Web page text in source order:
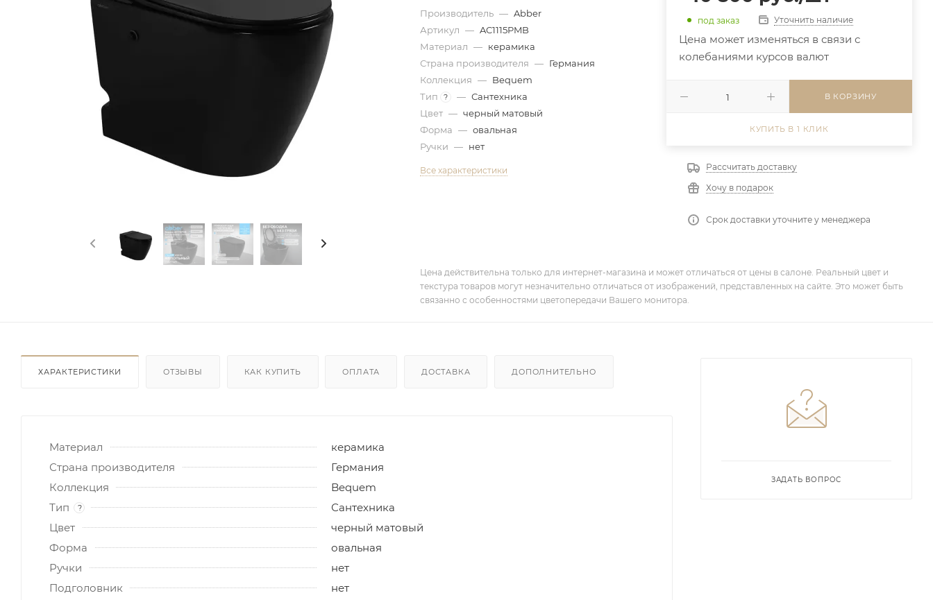
Производитель — Abber
Артикул — AC1115PMB
Материал — керамика
Страна производителя — Германия
Коллекция — Bequem
Тип
? — Сантехника
Цвет — черный матовый
Форма — овальная
Ручки — нет
Все характеристики
под заказ Уточнить наличие
Цена может изменяться в связи с
колебаниями курсов валют
В КОРЗИНУ
КУПИТЬ В 1 КЛИК
Рассчитать доставку
Хочу в подарок
Срок доставки уточните у менеджера
Цена действительна только для интернет-магазина и может отличаться от цены в салоне. Реальный цвет и
текстура товаров могут незначительно отличаться от изображений, представленных на сайте. Это может быть
связанно с особенностями цветопередачи Вашего монитора.
ХАРАКТЕРИСТИКИ ОТЗЫВЫ КАК КУПИТЬ ОПЛАТА ДОСТАВКА ДОПОЛНИТЕЛЬНО
Материал
керамика
Страна производителя
Германия
Коллекция
Bequem
Тип
?
Сантехника
Цвет
черный матовый
Форма
овальная
Ручки
нет
Подголовник
нет
ЗАДАТЬ ВОПРОС